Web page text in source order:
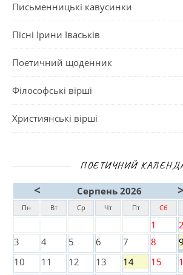
Письменницькі кавусинки
Пісні Ірини Іваськів
Поетичний щоденник
Філософські вірші
Християнські вірші
ПОЕТИЧНИЙ
< Серпень 2026 >
Пн Вт Ср Чт Пт Сб
1
2
3
4 5 6 7 8
9
10
11 12 13 14 15